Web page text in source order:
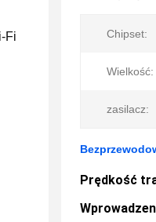
Fi
Chipset:
Wielkość:
zasilacz:
Prędkość